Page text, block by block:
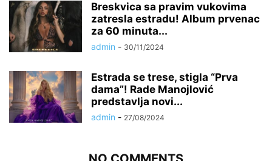
Breskvica sa pravim vukovima
zatresla estradu! Album prvenac
za 60 minuta...
admin - 30/11/2024
Estrada se trese, stigla “Prva
dama”! Rade Manojlović
predstavlja novi...
admin - 27/08/2024